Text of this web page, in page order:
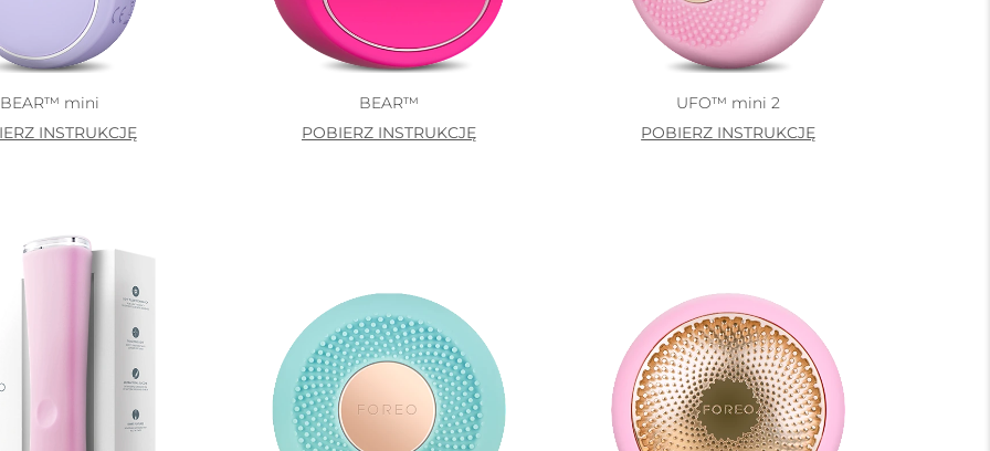
BEAR™ mini
INSTRUKCJĘ
BEAR™
POBIERZ INSTRUKCJĘ
UFO™ mini 2
POBIERZ INSTRUKCJĘ